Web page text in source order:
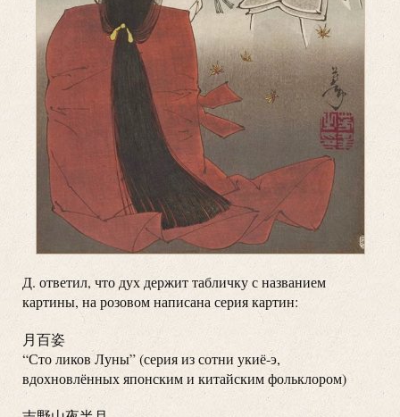
Д. ответил, что дух держит табличку с названием
картины, на розовом написана серия картин:
月百姿
“Сто ликов Луны” (серия из сотни укиё-э,
вдохновлённых японским и китайским фольклором)